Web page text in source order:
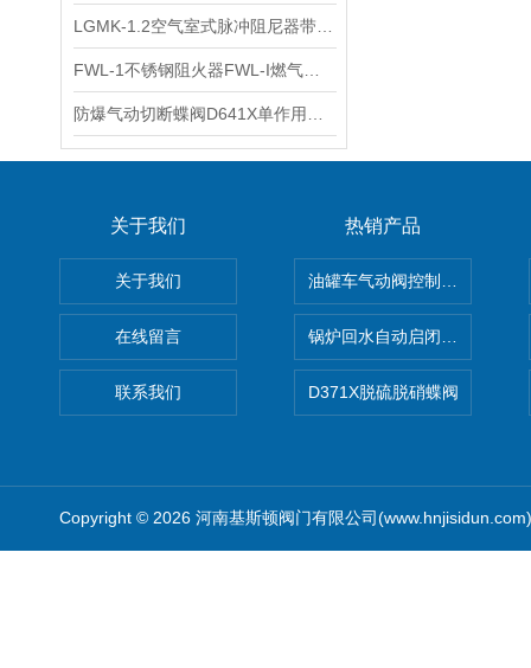
关于我们
关于我们
在线留言
联系我们
热销产品
油罐车气动阀控制气动组合
锅炉回水自动启闭阀KTH41X
D371X脱硫脱硝蝶阀
Copyright © 2026 河南基斯顿阀门有限公司